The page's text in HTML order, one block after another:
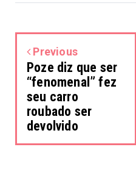
Previous
Poze diz que ser
“fenomenal” fez
seu carro
roubado ser
devolvido